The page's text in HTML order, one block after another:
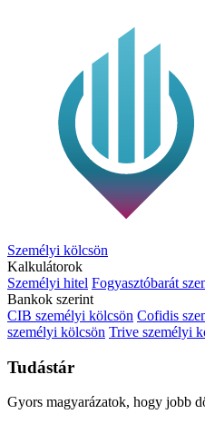
Személyi kölcsön
Kalkulátorok
Személyi hitel Fogyasztóbarát
Bankok szerint
CIB személyi kölcsön Cofidis
személyi kölcsön Trive személyi
Tudástár
Gyors magyarázatok, hogy jobb